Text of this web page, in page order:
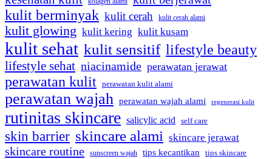
kulit berminyak kulit cerah kulit cerah alami
kulit glowing kulit kering kulit kusam
kulit sehat kulit sensitif lifestyle beauty
lifestyle sehat niacinamide perawatan jerawat
perawatan kulit perawatan kulit alami
perawatan wajah perawatan wajah alami regenerasi kulit
rutinitas skincare salicylic acid self care
skin barrier skincare alami skincare jerawat
skincare routine sunscreen wajah tips kecantikan tips skincare